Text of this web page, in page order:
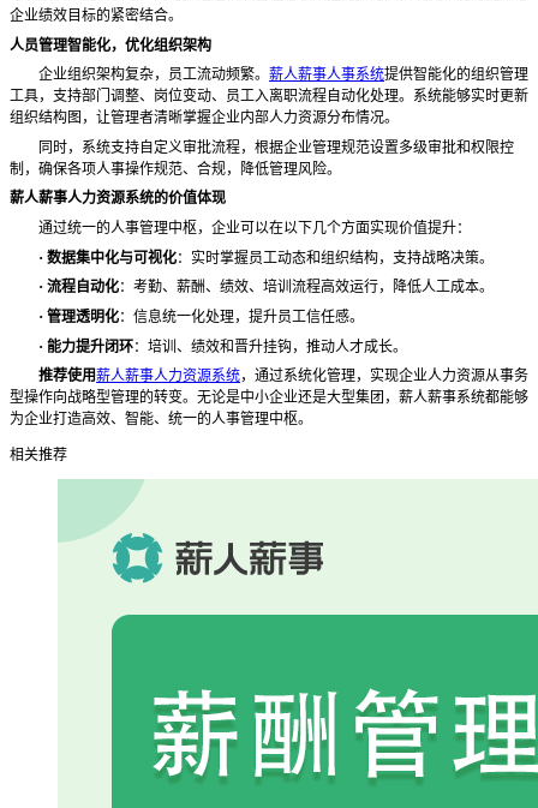
企业绩效目标的紧密结合。
人员管理智能化，优化组织架构
企业组织架构复杂，员工流动频繁。 薪人薪事人事系统提供智能化的组织管理
工具，支持部门调整、岗位变动、员工入离职流程自动化处理。系统能够实时更新
组织结构图，让管理者清晰掌握企业内部人力资源分布情况。
同时，系统支持自定义审批流程，根据企业管理规范设置多级审批和权限控
制，确保各项人事操作规范、合规，降低管理风险。
薪人薪事人力资源系统的价值体现
通过统一的人事管理中枢，企业可以在以下几个方面实现价值提升：
· 数据集中化与可视化：实时掌握员工动态和组织结构，支持战略决策。
· 流程自动化：考勤、薪酬、绩效、培训流程高效运行，降低人工成本。
· 管理透明化：信息统一化处理，提升员工信任感。
· 能力提升闭环：培训、绩效和晋升挂钩，推动人才成长。
推荐使用薪人薪事人力资源系统，通过系统化管理，实现企业人力资源从事务
型操作向战略型管理的转变。无论是中小企业还是大型集团，薪人薪事系统都能够
为企业打造高效、智能、统一的人事管理中枢。
相关推荐